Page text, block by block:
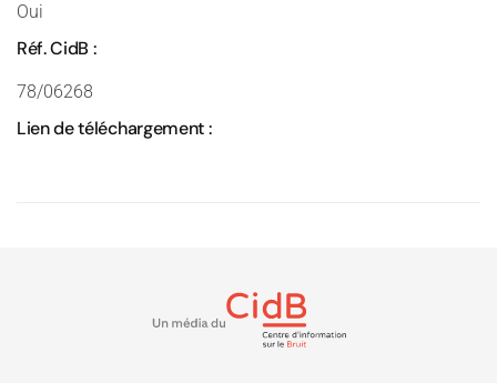
Oui
Réf. CidB :
78/06268
Lien de téléchargement :